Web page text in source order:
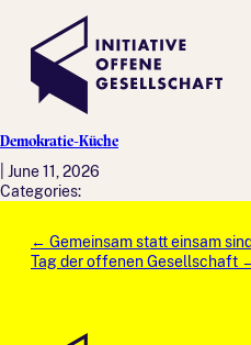
Demokratie-Küche
June 11, 2026
Categories:
Post
navigation
← Gemeinsam statt einsam
Tag der offenen Gesellschaft